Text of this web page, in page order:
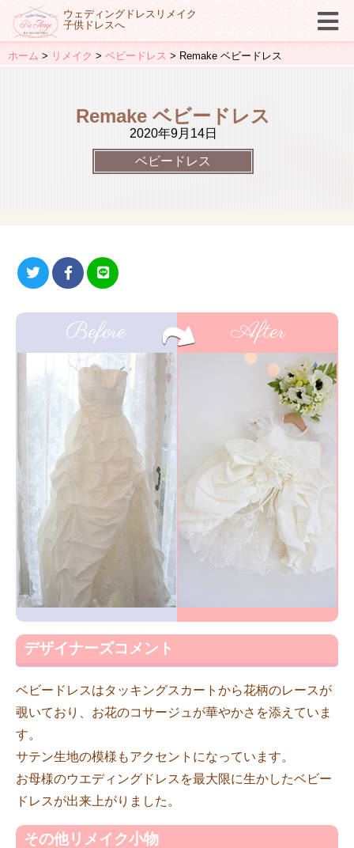
ウェディングドレスリメイク
子供ドレスへ
ホーム リメイク ベビードレス Remake ベビードレス
Remake ベビードレス
2020年9月14日
ベビードレス
デザイナーズコメント
ベビードレスはタッキングスカートから花柄のレースが
覗いており、お花のコサージュが華やかさを添えていま
す。
サテン生地の模様もアクセントになっています。
お母様のウエディングドレスを最大限に生かしたベビー
ドレスが出来上がりました。
その他リメイク小物